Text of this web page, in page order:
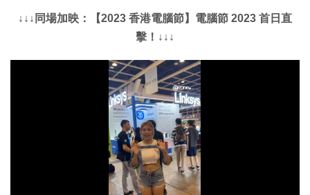
↓↓↓同場加映：【2023 香港電腦節】電腦節 2023 首日直
擊！↓↓↓